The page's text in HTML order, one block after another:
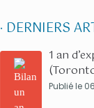
· DERNIERS
1 an
Publié le